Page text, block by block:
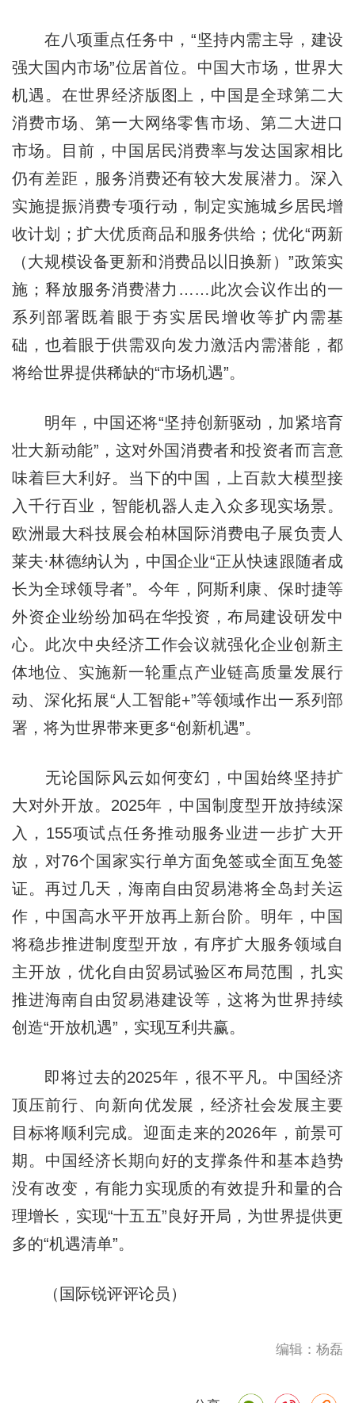
在八项重点任务中，“坚持内需主导，建设
强大国内市场”位居首位。中国大市场，世界大
机遇。在世界经济版图上，中国是全球第二大
消费市场、第一大网络零售市场、第二大进口
市场。目前，中国居民消费率与发达国家相比
仍有差距，服务消费还有较大发展潜力。深入
实施提振消费专项行动，制定实施城乡居民增
收计划；扩大优质商品和服务供给；优化“两新
（大规模设备更新和消费品以旧换新）”政策实
施；释放服务消费潜力……此次会议作出的一
系列部署既着眼于夯实居民增收等扩内需基
础，也着眼于供需双向发力激活内需潜能，都
将给世界提供稀缺的“市场机遇”。
明年，中国还将“坚持创新驱动，加紧培育
壮大新动能”，这对外国消费者和投资者而言意
味着巨大利好。当下的中国，上百款大模型接
入千行百业，智能机器人走入众多现实场景。
欧洲最大科技展会柏林国际消费电子展负责人
莱夫·林德纳认为，中国企业“正从快速跟随者成
长为全球领导者”。今年，阿斯利康、保时捷等
外资企业纷纷加码在华投资，布局建设研发中
心。此次中央经济工作会议就强化企业创新主
体地位、实施新一轮重点产业链高质量发展行
动、深化拓展“人工智能+”等领域作出一系列部
署，将为世界带来更多“创新机遇”。
无论国际风云如何变幻，中国始终坚持扩
大对外开放。2025年，中国制度型开放持续深
入，155项试点任务推动服务业进一步扩大开
放，对76个国家实行单方面免签或全面互免签
证。再过几天，海南自由贸易港将全岛封关运
作，中国高水平开放再上新台阶。明年，中国
将稳步推进制度型开放，有序扩大服务领域自
主开放，优化自由贸易试验区布局范围，扎实
推进海南自由贸易港建设等，这将为世界持续
创造“开放机遇”，实现互利共赢。
即将过去的2025年，很不平凡。中国经济
顶压前行、向新向优发展，经济社会发展主要
目标将顺利完成。迎面走来的2026年，前景可
期。中国经济长期向好的支撑条件和基本趋势
没有改变，有能力实现质的有效提升和量的合
理增长，实现“十五五”良好开局，为世界提供更
多的“机遇清单”。
（国际锐评评论员）
编辑：杨磊